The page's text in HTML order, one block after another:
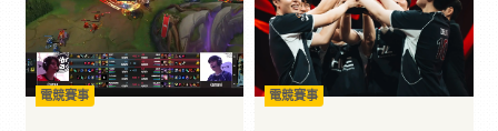
次
元電競賽事 電競賽事